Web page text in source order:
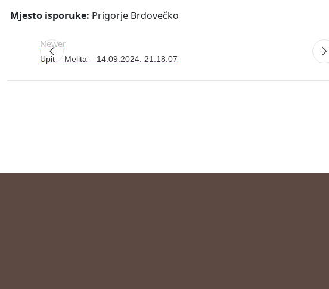
Mjesto isporuke: Prigorje Brdovečko
Newer
Upit – Melita – 14.09.2024. 21:18:07